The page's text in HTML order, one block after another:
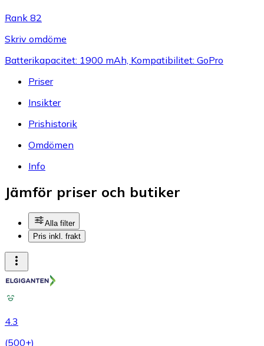
Rank 82
Skriv omdöme
Batterikapacitet: 1900 mAh, Kompatibilitet: GoPro
Priser
Insikter
Prishistorik
Omdömen
Info
Jämför priser och butiker
Alla filter
Pris inkl. frakt
4.3
(500+)